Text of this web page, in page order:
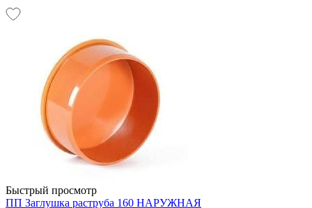
Быстрый просмотр
ПП Заглушка раструба 160 НАРУЖНАЯ